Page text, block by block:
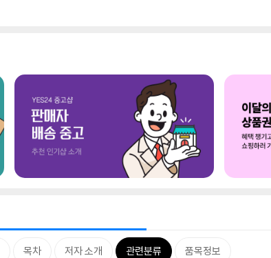
목차 저자 소개 관련분류 품목정보